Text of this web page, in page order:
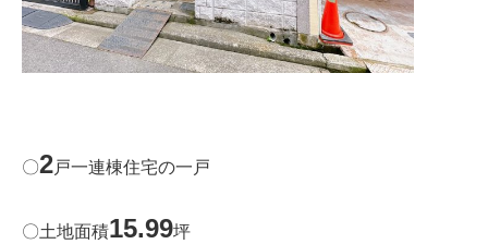
〇2戸一連棟住宅の一戸
〇土地面積15.99坪